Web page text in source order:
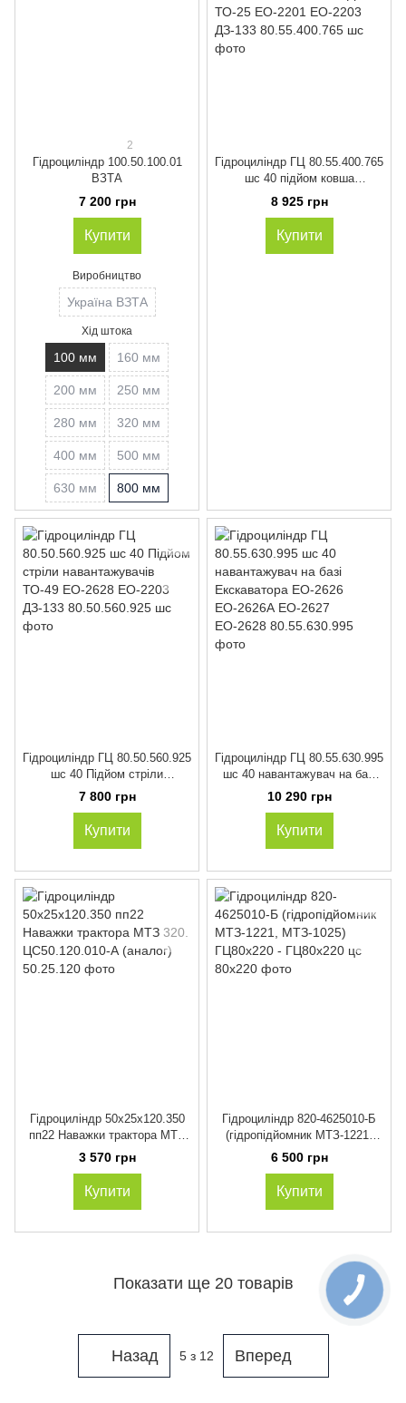
2
Гідроциліндр 100.50.100.01
ВЗТА
7 200 грн
Купити
Виробництво
Україна ВЗТА
Хід штока
100 мм 160 мм
200 мм 250 мм
280 мм 320 мм
400 мм 500 мм
630 мм 800 мм
Гідроциліндр ГЦ 80.55.400.765
шс 40 підйом ковша
навантажувачів ТО-18А
ТО-18Б ТО-18Д ТО-25 ЕО-2201
ЕО-2203 ДЗ-133
8 925 грн
Купити
Гідроциліндр ГЦ 80.50.560.925
шс 40 Підйом стріли
навантажувачів ТО-49
ЕО-2628 ЕО-2203 ДЗ-133
7 800 грн
Купити
Гідроциліндр ГЦ 80.55.630.995
шс 40 навантажувач на базі
Екскаватора ЕО-2626
ЕО-2626А ЕО-2627 ЕО-2628
10 290 грн
Купити
Гідроциліндр 50х25х120.350
пп22 Наважки трактора МТЗ
320. ЦС50.120.010-А (аналог)
3 570 грн
Купити
Гідроциліндр 820-4625010-Б
(гідропідйомник МТЗ-1221,
МТЗ-1025) ГЦ80х220 -
ГЦ80х220
6 500 грн
Купити
Показати ще 20 товарів
Назад 5з 12 Вперед